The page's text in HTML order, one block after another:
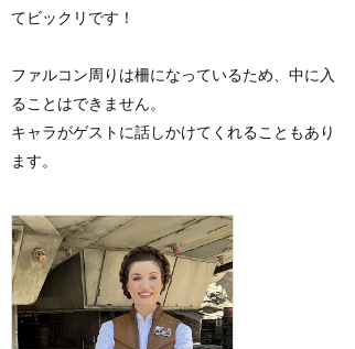
てビックリです！
ファルコン周りは柵になっているため、中に入
ることはできません。
キャラがゲストに話しかけてくれることもあり
ます。